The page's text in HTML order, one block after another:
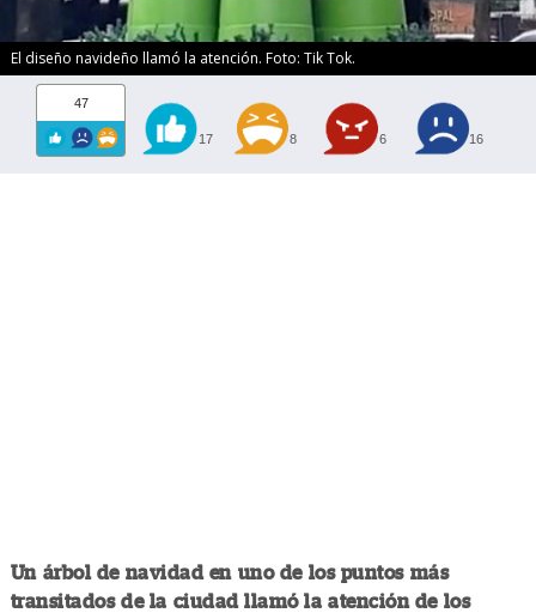
El diseño navideño llamó la atención. Foto: Tik Tok.
47
17 8 6 16
Un árbol de navidad en uno de los puntos más
transitados de la ciudad llamó la atención de los